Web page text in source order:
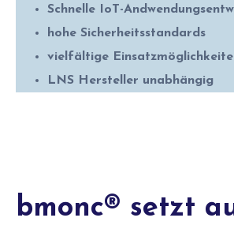
Schnelle IoT-
hohe Sicherheitsstandards
vielfältige
LNS Hersteller unabhängig
bmonc® setzt